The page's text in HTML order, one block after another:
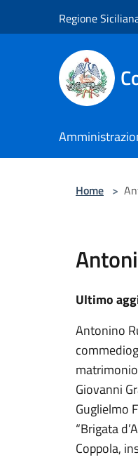
Regione
Home >
Ultimo
Antonino
Giovanni
Guglielmo
“Brigata
Coppola,